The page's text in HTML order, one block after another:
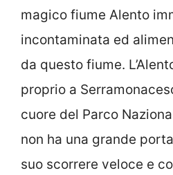
magico fiume Alento
incontaminata ed
da questo fiume.
proprio a
cuore del Parco
non ha una grande
suo scorrere veloce e